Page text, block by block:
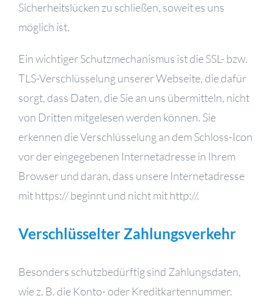
Sicherheitslücken zu schließen, soweit es uns
möglich ist.
Ein wichtiger Schutzmechanismus ist die SSL- bzw.
TLS-Verschlüsselung unserer Webseite, die dafür
sorgt, dass Daten, die Sie an uns übermitteln, nicht
von Dritten mitgelesen werden können. Sie
erkennen die Verschlüsselung an dem Schloss-Icon
vor der eingegebenen Internetadresse in Ihrem
Browser und daran, dass unsere Internetadresse
mit https:// beginnt und nicht mit http://.
Verschlüsselter Zahlungsverkehr
Besonders schutzbedürftig sind Zahlungsdaten,
wie z. B. die Konto- oder Kreditkartennummer.